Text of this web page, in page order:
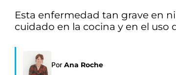
Esta enfermedad tan grave en
cuidado en la cocina y en el uso
Por Ana Roche